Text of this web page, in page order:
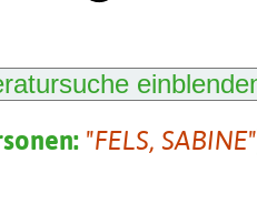
"FELS, SABINE"